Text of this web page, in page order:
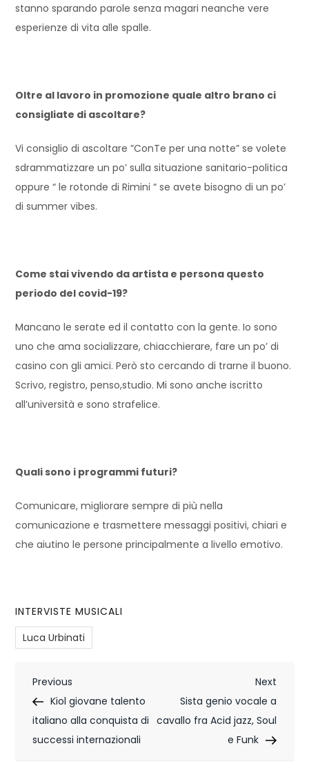
stanno sparando parole senza magari neanche vere
esperienze di vita alle spalle.
Oltre al lavoro in promozione quale altro brano ci
consigliate di ascoltare?
Vi consiglio di ascoltare ”ConTe per una notte” se volete
sdrammatizzare un po’ sulla situazione sanitario-politica
oppure “ le rotonde di Rimini “ se avete bisogno di un po’
di summer vibes.
Come stai vivendo da artista e persona questo
periodo del covid-19?
Mancano le serate ed il contatto con la gente. Io sono
uno che ama socializzare, chiacchierare, fare un po’ di
casino con gli amici. Però sto cercando di trarne il buono.
Scrivo, registro, penso,studio. Mi sono anche iscritto
all’università e sono strafelice.
Quali sono i programmi futuri?
Comunicare, migliorare sempre di più nella
comunicazione e trasmettere messaggi positivi, chiari e
che aiutino le persone principalmente a livello emotivo.
INTERVISTE MUSICALI
Luca Urbinati
N
a
v
Previous
Post
Previous
Kiol giovane talento
italiano alla conquista di
successi internazionali
Next
Post
Next
Sista genio vocale a
cavallo fra Acid jazz, Soul
e Funk